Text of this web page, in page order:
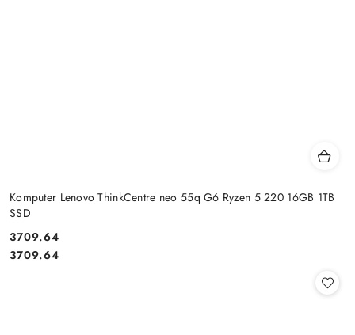
Komputer Lenovo ThinkCentre neo 55q G6 Ryzen 5 220 16GB 1TB
SSD
Cena:
3709.64
Cena:
3709.64